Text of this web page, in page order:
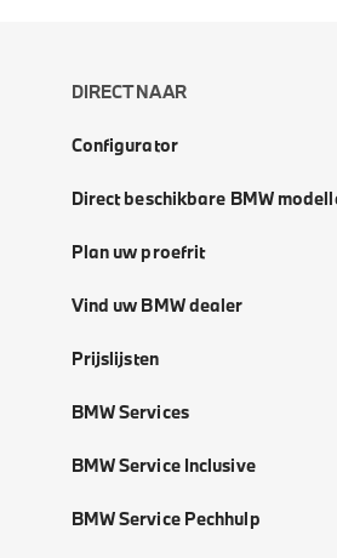
DIRECT NAAR
Configurator
Direct beschikbare BMW
Plan uw proefrit
Vind uw BMW dealer
Prijslijsten
BMW Services
BMW Service Inclusive
BMW Service Pechhulp